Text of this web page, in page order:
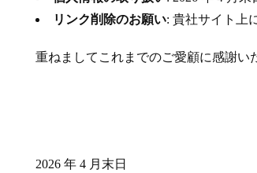
リンク削除のお願い: 貴社サイト上
重ねましてこれまでのご愛顧に感謝い
2026 年 4 月末日